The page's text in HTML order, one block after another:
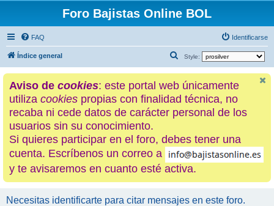
Foro Bajistas Online BOL
FAQ Identificarse
Índice general Style:
u
c
a
Aviso de cookies: este portal web únicamente
utiliza cookies propias con finalidad técnica, no
recaba ni cede datos de carácter personal de los
usuarios sin su conocimiento.
Si quieres participar en el foro, debes tener una
cuenta. Escríbenos un correo a
y te avisaremos en cuanto esté activa.
Necesitas identificarte para citar mensajes en este foro.